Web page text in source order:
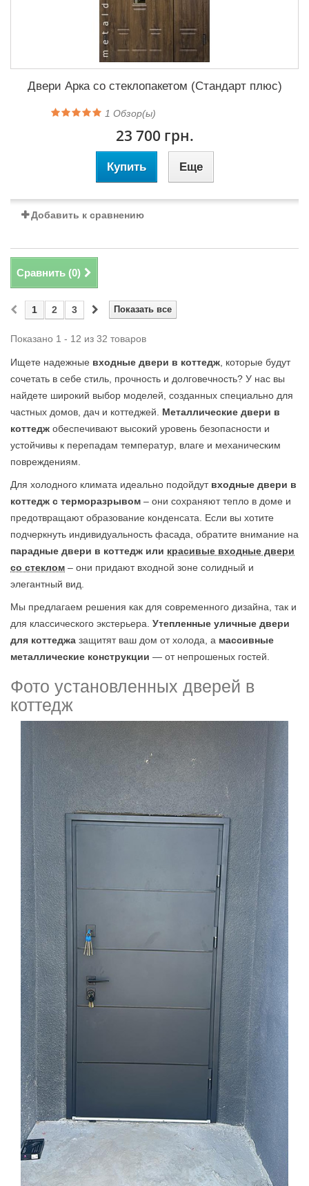
Двери Арка со стеклопакетом (Стандарт плюс)
1 Обзор(ы)
23 700 грн.
Купить Еще
Добавить к сравнению
Сравнить (0)
Показать все
1 2 3
Показано 1 - 12 из 32 товаров
Ищете надежные входные двери в коттедж , которые будут
сочетать в себе стиль, прочность и долговечность? У нас вы
найдете широкий выбор моделей, созданных специально для
частных домов, дач и коттеджей. Металлические двери в
коттедж обеспечивают высокий уровень безопасности и
устойчивы к перепадам температур, влаге и механическим
повреждениям.
Для холодного климата идеально подойдут входные двери в
коттедж с терморазрывом – они сохраняют тепло в доме и
предотвращают образование конденсата. Если вы хотите
подчеркнуть индивидуальность фасада, обратите внимание на
парадные двери в коттедж или красивые входные двери
со стеклом – они придают входной зоне солидный и
элегантный вид.
Мы предлагаем решения как для современного дизайна, так и
для классического экстерьера. Утепленные уличные двери
для коттеджа защитят ваш дом от холода, а массивные
металлические конструкции — от непрошеных гостей.
Фото установленных дверей в
коттедж